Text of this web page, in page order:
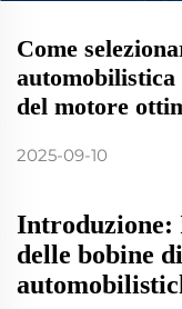
Come
del motore
2025-09-10
Introduzione:
delle bobine